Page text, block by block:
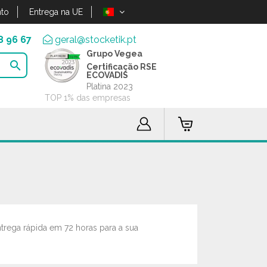
Entrega na UE
96 67 geral@stocketik.pt

Grupo Vegea
Certificação RSE
ECOVADIS
Platina 2023
TOP 1% das empresas
rápida em 72 horas para a sua